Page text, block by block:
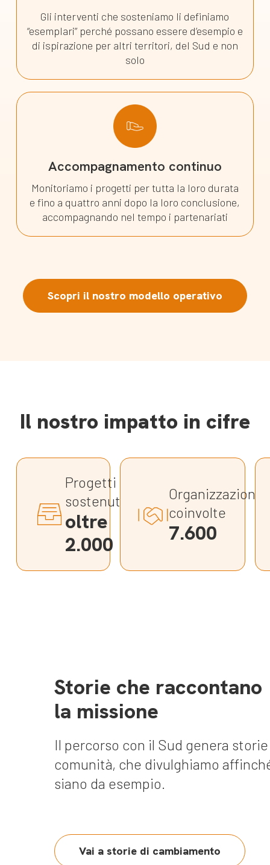
Gli interventi che sosteniamo li definiamo
“esemplari” perché possano essere d’esempio e
di ispirazione per altri territori, del Sud e non
solo
Accompagnamento continuo
Monitoriamo i progetti per tutta la loro durata
e fino a quattro anni dopo la loro conclusione,
accompagnando nel tempo i partenariati
Scopri il nostro modello operativo
Il nostro impatto in cifre
Progetti
sostenuti
oltre
2.000
Organizzazioni
coinvolte
7.600
Storie che raccontano
la missione
Il percorso con il Sud genera
comunità, che divulghiamo
siano da esempio.
Vai a storie di cambiamento